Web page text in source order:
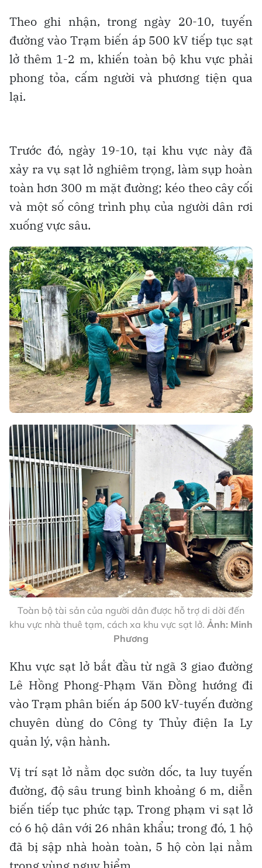
Theo ghi nhận, trong ngày 20-10, tuyến
đường vào Trạm biến áp 500 kV tiếp tục sạt
lở thêm 1-2 m, khiến toàn bộ khu vực phải
phong tỏa, cấm người và phương tiện qua
lại.
Trước đó, ngày 19-10, tại khu vực này đã
xảy ra vụ sạt lở nghiêm trọng, làm sụp hoàn
toàn hơn 300 m mặt đường; kéo theo cây cối
và một số công trình phụ của người dân rơi
xuống vực sâu.
Toàn bộ tài sản của người dân được hỗ trợ di dời đến
khu vực nhà thuê tạm, cách xa khu vực sạt lở. Ảnh: Minh
Phương
Khu vực sạt lở bắt đầu từ ngã 3 giao đường
Lê Hồng Phong-Phạm Văn Đồng hướng đi
vào Trạm phân biến áp 500 kV-tuyến đường
chuyên dùng do Công ty Thủy điện Ia Ly
quản lý, vận hành.
Vị trí sạt lở nằm dọc sườn dốc, ta luy tuyến
đường, độ sâu trung bình khoảng 6 m, diễn
biến tiếp tục phức tạp. Trong phạm vi sạt lở
có 6 hộ dân với 26 nhân khẩu; trong đó, 1 hộ
đã bị sập nhà hoàn toàn, 5 hộ còn lại nằm